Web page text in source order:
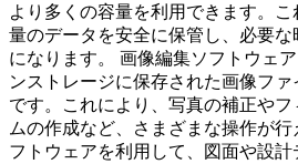
より多くの容量を利用できます。
量のデータを安全に保管し、必要な
になります。 画像編集ソフトウェ
ンストレージに保存された画像フ
です。これにより、写真の補正や
ムの作成など、さまざまな操作が
フトウェアを利用して、図面や設